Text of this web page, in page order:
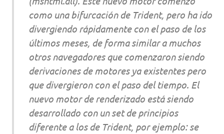
como una bifurcación de Trident, pero ha ido
divergiendo rápidamente con el paso de los
últimos meses, de forma similar a muchos
otros navegadores que comenzaron siendo
derivaciones de motores ya existentes pero
que divergieron con el paso del tiempo. El
nuevo motor de renderizado está siendo
desarrollado con un set de principios
diferente a los de Trident, por ejemplo: se